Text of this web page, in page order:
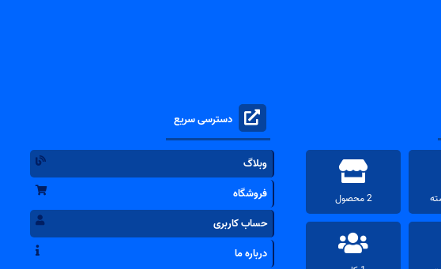
2 محصول
دسترسی سریع
وبلاگ
فروشگاه
حساب کاربری
درباره ما